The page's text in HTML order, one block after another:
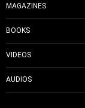
MAGAZINES
BOOKS
VIDEOS
AUDIOS